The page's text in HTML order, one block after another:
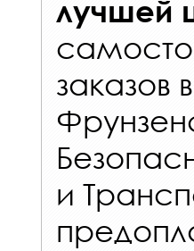
лучшей
заказов
и